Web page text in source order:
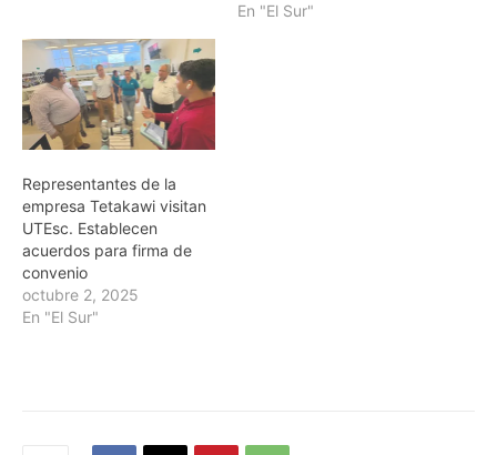
En "El Sur"
Representantes de la
empresa Tetakawi visitan
UTEsc. Establecen
acuerdos para firma de
convenio
octubre 2, 2025
En "El Sur"